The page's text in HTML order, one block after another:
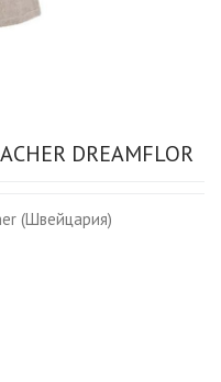
DREAMFLOR
(Швейцария)